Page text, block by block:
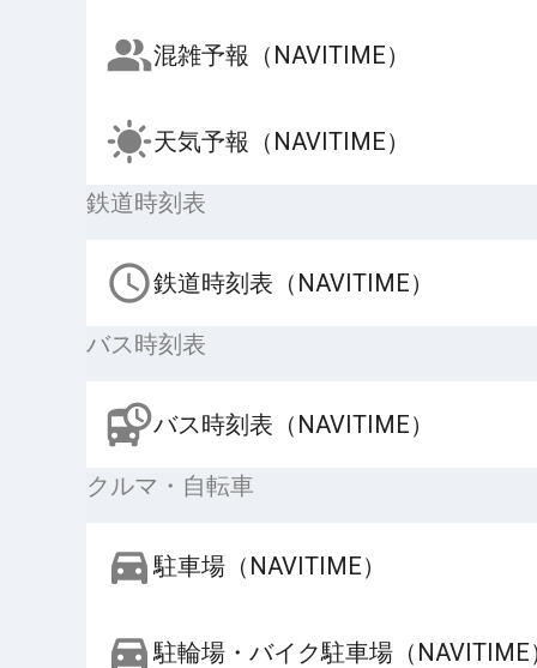
混雑予報（NAVITIME）
天気予報（NAVITIME）
鉄道時刻表
鉄道時刻表（NAVITIME）
バス時刻表
バス時刻表（NAVITIME）
クルマ・自転車
駐車場（NAVITIME）
駐輪場・バイク駐車場（NAVITIME